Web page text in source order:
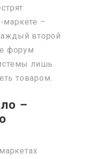
маркете –
второй
форум
лишь
товаром.
–